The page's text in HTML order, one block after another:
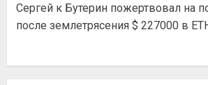
Сергей к Бутерин пожертвовал на
после землетрясения $ 227000 в